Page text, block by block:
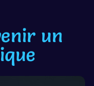
un